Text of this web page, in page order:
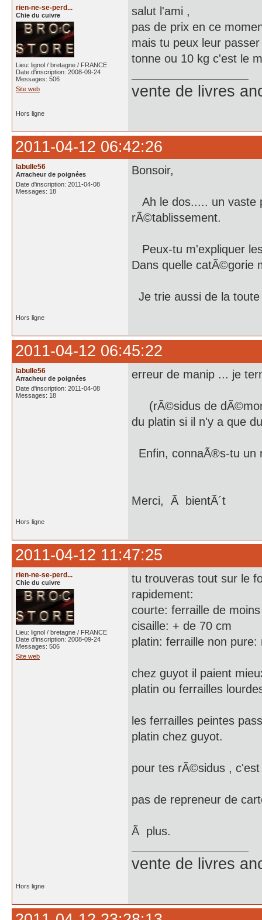
rien-ne-se-perd...
Chie du cuivre
Lieu: lignol / bretagne / FRANCE
Date d'inscription: 2008-09-24
Messages: 506
Site web
salut l'ami ,
pas de prix en ce
mais tu peux leur
tonne ou 10 kg c'est le
vente de livres
Hors ligne
2011-04-12 06:42:26
labulle56
Arracheur de poignées
Date d'inscription: 2011-04-08
Messages: 18
Bonsoir,
Ah le dos..... un vaste
rÃ©tablissement.
Peux-tu m'expliquer
Dans quelle catÃ©gorie
Je trie aussi de la
Hors ligne
2011-04-12 06:45:22
labulle56
Arracheur de poignées
Date d'inscription: 2011-04-08
Messages: 18
erreur de manip ... je
(rÃ©sidus de
du platin si il n'y a que
Enfin, connaÃ®s-tu un
Merci, Ã bientÃ´t
Hors ligne
2011-04-12 11:47:25
rien-ne-se-perd...
Chie du cuivre
Lieu: lignol / bretagne / FRANCE
Date d'inscription: 2008-09-24
Messages: 506
Site web
tu trouveras tout sur le
rapidement:
courte: ferraille de
cisaille: + de 70 cm
platin: ferraille non
chez guyot il paient
platin ou ferrailles
les ferrailles peintes
platin chez guyot.
pour tes rÃ©sidus ,
pas de repreneur de
Ã plus.
vente de livres
Hors ligne